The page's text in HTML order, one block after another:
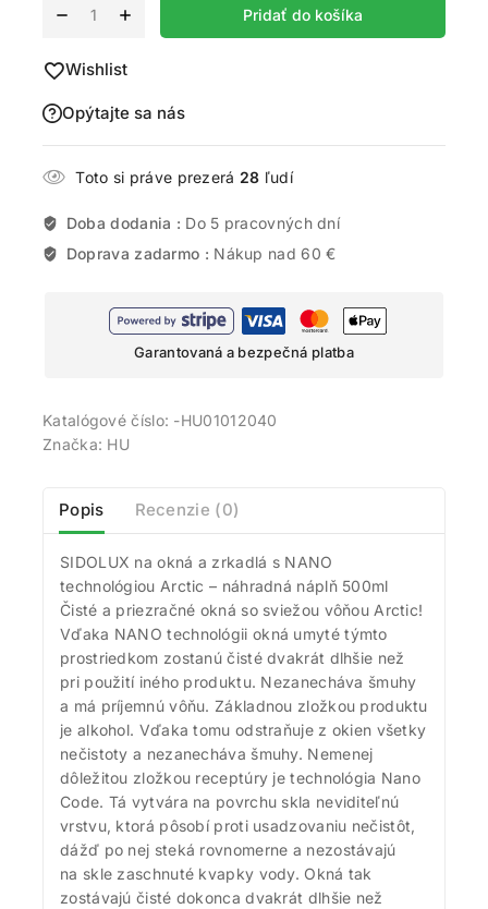
Pridať do košíka
Wishlist
Opýtajte sa nás
Toto si práve prezerá 28 ľudí
Doba dodania : Do 5 pracovných dní
Doprava zadarmo : Nákup nad 60 €
Garantovaná a bezpečná platba
Katalógové číslo: -HU01012040
Značka: HU
Popis Recenzie (0)
SIDOLUX na okná a zrkadlá s NANO
technológiou Arctic – náhradná náplň 500ml
Čisté a priezračné okná so sviežou vôňou Arctic!
Vďaka NANO technológii okná umyté týmto
prostriedkom zostanú čisté dvakrát dlhšie než
pri použití iného produktu. Nezanecháva šmuhy
a má príjemnú vôňu. Základnou zložkou produktu
je alkohol. Vďaka tomu odstraňuje z okien všetky
nečistoty a nezanecháva šmuhy. Nemenej
dôležitou zložkou receptúry je technológia Nano
Code. Tá vytvára na povrchu skla neviditeľnú
vrstvu, ktorá pôsobí proti usadzovaniu nečistôt,
dážď po nej steká rovnomerne a nezostávajú
na skle zaschnuté kvapky vody. Okná tak
zostávajú čisté dokonca dvakrát dlhšie než